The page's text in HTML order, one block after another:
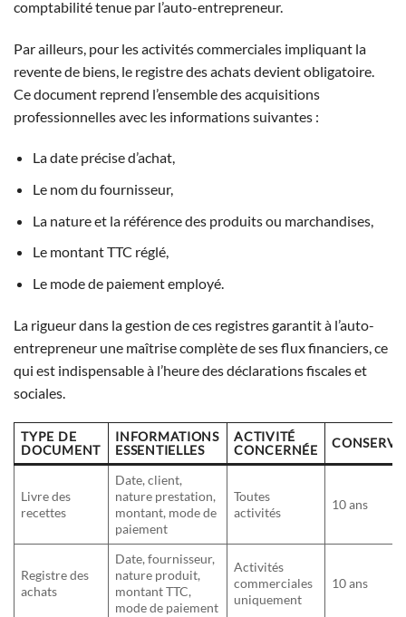
comptabilité tenue par l’auto-entrepreneur.
Par ailleurs, pour les activités commerciales impliquant la
revente de biens, le registre des achats devient obligatoire.
Ce document reprend l’ensemble des acquisitions
professionnelles avec les informations suivantes :
La date précise d’achat,
Le nom du fournisseur,
La nature et la référence des produits ou marchandises,
Le montant TTC réglé,
Le mode de paiement employé.
La rigueur dans la gestion de ces registres garantit à l’auto-
entrepreneur une maîtrise complète de ses flux financiers, ce
qui est indispensable à l’heure des déclarations fiscales et
sociales.
TYPE DE
DOCUMENT
INFORMATIONS
ESSENTIELLES
ACTIVITÉ
CONCERNÉE
Livre des
recettes
Date, client,
nature prestation,
montant, mode de
paiement
Toutes
activités
10 ans
Registre des
achats
Date, fournisseur,
nature produit,
montant TTC,
mode de paiement
Activités
commerciales
uniquement
10 ans